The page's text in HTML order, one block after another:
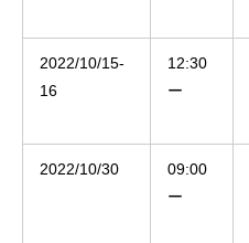
2022/10/15-
16
12:30
ー
2022/10/30
09:00
ー